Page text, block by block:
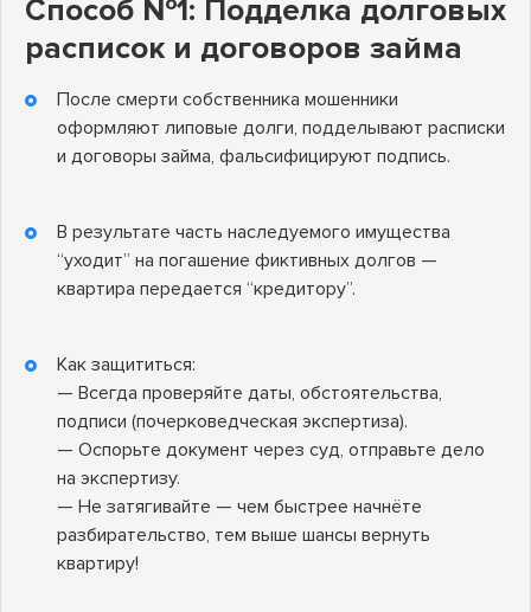
Способ №1: Подделка долговых
расписок и договоров займа
После смерти собственника мошенники
оформляют липовые долги, подделывают расписки
и договоры займа, фальсифицируют подпись.
В результате часть наследуемого имущества
“уходит” на погашение фиктивных долгов —
квартира передается “кредитору”.
Как защититься:
— Всегда проверяйте даты, обстоятельства,
подписи (почерковедческая экспертиза).
— Оспорьте документ через суд, отправьте дело
на экспертизу.
— Не затягивайте — чем быстрее начнёте
разбирательство, тем выше шансы вернуть
квартиру!